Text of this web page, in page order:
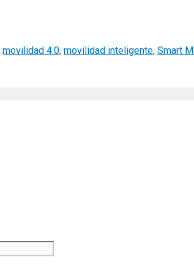
movilidad 4.0, movilidad inteligente, Smart